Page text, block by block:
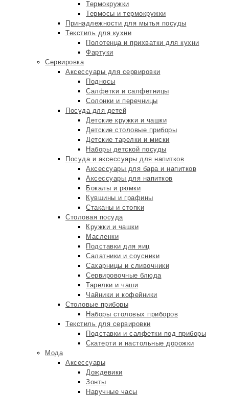
Термокружки
Термосы и термокружки
Принадлежности для мытья посуды
Текстиль для кухни
Полотенца и прихватки для кухни
Фартуки
Сервировка
Аксессуары для сервировки
Подносы
Салфетки и салфетницы
Солонки и перечницы
Посуда для детей
Детские кружки и чашки
Детские столовые приборы
Детские тарелки и миски
Наборы детской посуды
Посуда и аксессуары для напитков
Аксессуары для бара и напитков
Аксессуары для напитков
Бокалы и рюмки
Кувшины и графины
Стаканы и стопки
Столовая посуда
Кружки и чашки
Масленки
Подставки для яиц
Салатники и соусники
Сахарницы и сливочники
Сервировочные блюда
Тарелки и чаши
Чайники и кофейники
Столовые приборы
Наборы столовых приборов
Текстиль для сервировки
Подставки и салфетки под приборы
Скатерти и настольные дорожки
Мода
Аксессуары
Дождевики
Зонты
Наручные часы